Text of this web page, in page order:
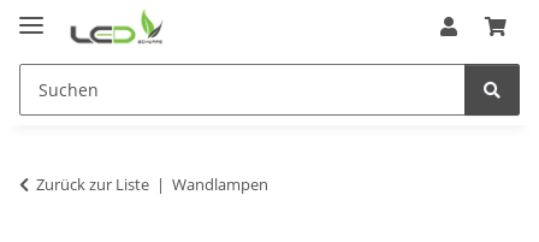
Zurück zur Liste Wandlampen